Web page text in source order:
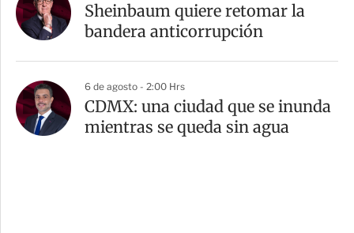
Sheinbaum quiere retomar la
bandera anticorrupción
6 de agosto - 2:00 Hrs
CDMX: una ciudad que se inunda
mientras se queda sin agua